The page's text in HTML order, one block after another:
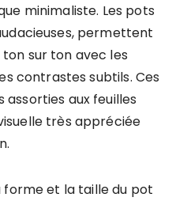
minimaliste. Les pots
permettent
sur ton avec les
contrastes subtils. Ces
aux feuilles
très appréciée
forme et la taille du pot